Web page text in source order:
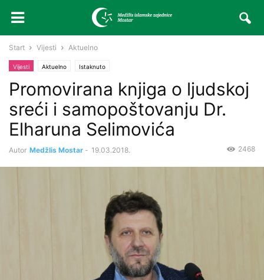
Start Vijesti Aktuelno
Vijesti Aktuelno Istaknuto
Promovirana knjiga o ljudskoj
sreći i samopoštovanju Dr.
Elharuna Selimovića
Autor Medžlis Mostar - 19.03.2018. 2468